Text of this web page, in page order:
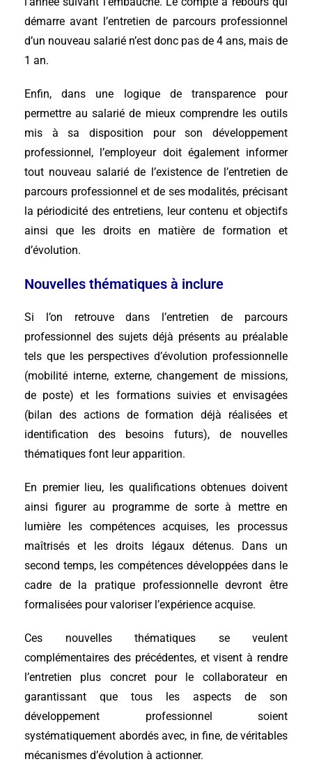
démarre avant l’entretien de parcours professionnel
d’un nouveau salarié n’est donc pas de 4 ans, mais de
1 an.
Enfin, dans une logique de transparence pour
permettre au salarié de mieux comprendre les outils
mis à sa disposition pour son développement
professionnel, l’employeur doit également informer
tout nouveau salarié de l’existence de l’entretien de
parcours professionnel et de ses modalités, précisant
la périodicité des entretiens, leur contenu et objectifs
ainsi que les droits en matière de formation et
d’évolution.
Nouvelles thématiques à inclure
Si l’on retrouve dans l’entretien de parcours
professionnel des sujets déjà présents au préalable
tels que les perspectives d’évolution professionnelle
(mobilité interne, externe, changement de missions,
de poste) et les formations suivies et envisagées
(bilan des actions de formation déjà réalisées et
identification des besoins futurs), de nouvelles
thématiques font leur apparition.
En premier lieu, les qualifications obtenues doivent
ainsi figurer au programme de sorte à mettre en
lumière les compétences acquises, les processus
maîtrisés et les droits légaux détenus. Dans un
second temps, les compétences développées dans le
cadre de la pratique professionnelle devront être
formalisées pour valoriser l’expérience acquise.
Ces nouvelles thématiques se veulent
complémentaires des précédentes, et visent à rendre
l’entretien plus concret pour le collaborateur en
garantissant que tous les aspects de son
développement professionnel soient
systématiquement abordés avec, in fine, de véritables
mécanismes d’évolution à actionner.